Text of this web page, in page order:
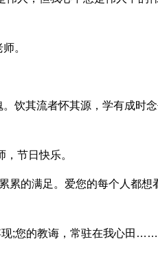
。
饮其流者怀其源，学有成时
节日快乐。
累的满足。爱您的每个人都想
现;您的教诲，常驻在我心田